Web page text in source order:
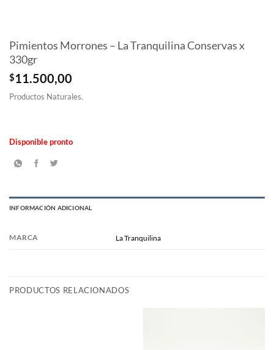
Pimientos Morrones – La Tranquilina Conservas x
330gr
$11.500,00
Productos Naturales.
Disponible pronto
INFORMACIÓN ADICIONAL
MARCA La Tranquilina
PRODUCTOS RELACIONADOS